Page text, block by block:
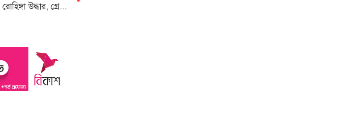
কর্ণফুলীতে নদীপথে পাচারকালে ১৭ রোহিঙ্গা উদ্ধার, গ্রেপ্তার তিন